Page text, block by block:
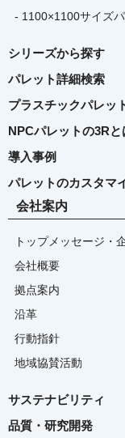
- 1100×1100サイズ
シリーズから探す
パレット詳細検索
プラスチックパレッ
NPCパレットの3Rと
導入事例
パレットのカスタマ
会社案内
トップメッセージ・
会社概要
拠点案内
沿革
行動指針
地域協賛活動
サステナビリティ
品質・研究開発